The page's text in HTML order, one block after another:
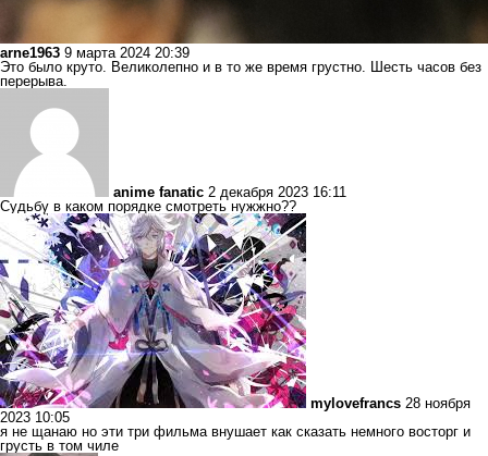
arne1963 9 марта 2024 20:39
Это было круто. Великолепно и в то же время грустно. Шесть часов без
перерыва.
anime fanatic 2 декабря 2023 16:11
Судьбу в каком порядке смотреть нужжно??
mylovefrancs 28 ноября
2023 10:05
я не щанаю но эти три фильма внушает как сказать немного восторг и
грусть в том чиле